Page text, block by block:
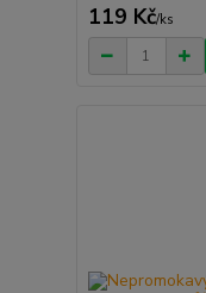
119 Kč/ks